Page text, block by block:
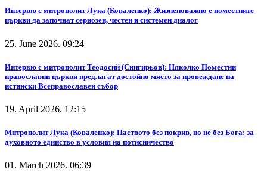
Интервю с митрополит Лука (Коваленко): Жизненоважно е поместните
църкви да започнат сериозен, честен и системен диалог
25. June 2026. 09:24
Интервю с митрополит Теодосий (Снигирьов): Няколко Поместни
православни църкви предлагат достойно място за провеждане на
истински Всеправославен събор
19. April 2026. 12:15
Митрополит Лука (Коваленко): Паството без покрив, но не без Бога: за
духовното единство в условия на потисничество
01. March 2026. 06:39